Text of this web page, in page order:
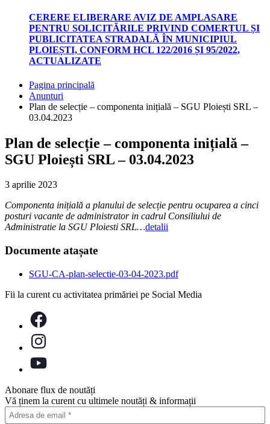
CERERE ELIBERARE AVIZ DE AMPLASARE
PENTRU SOLICITĂRILE PRIVIND COMERȚUL ȘI
PUBLICITATEA STRADALĂ ÎN MUNICIPIUL
PLOIEȘTI, CONFORM HCL 122/2016 ȘI 95/2022,
ACTUALIZATE
Pagina principală
Anunturi
Plan de selecție – componenta inițială – SGU Ploiești SRL –
03.04.2023
Plan de selecție – componenta inițială –
SGU Ploiești SRL – 03.04.2023
3 aprilie 2023
Componenta inițială a planului de selecție pentru ocuparea a cinci
posturi vacante de administrator in cadrul Consiliului de
Administratie la SGU Ploiesti SRL…detalii
Documente atașate
SGU-CA-plan-selectie-03-04-2023.pdf
Fii la curent cu activitatea primăriei pe Social Media
Abonare flux de noutăți
Vă ținem la curent cu ultimele noutăți & informații